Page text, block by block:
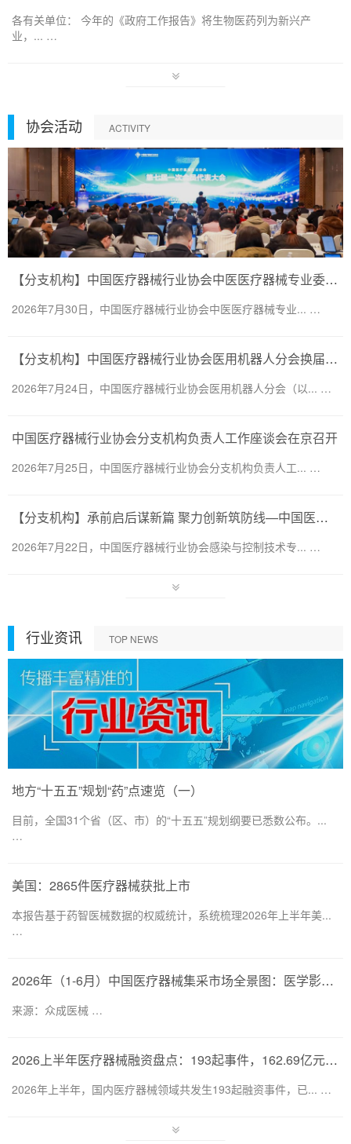
各有关单位： 今年的《政府工作报告》将生物医药列为新兴产
业，... …
协会活动 ACTIVITY
【分支机构】中国医疗器械行业协会中医医疗器械专业委员会换届会议暨第二届一次委员大会圆满召开
2026年7月30日，中国医疗器械行业协会中医医疗器械专业... …
【分支机构】中国医疗器械行业协会医用机器人分会换届会议暨医用机器人创新大会顺利召开
2026年7月24日，中国医疗器械行业协会医用机器人分会（以... …
中国医疗器械行业协会分支机构负责人工作座谈会在京召开
2026年7月25日，中国医疗器械行业协会分支机构负责人工... …
【分支机构】承前启后谋新篇 聚力创新筑防线—中国医疗器械行业协会感染与控制技术专业委员会换届会暨第六届第一次会员代表大会圆满召开
2026年7月22日，中国医疗器械行业协会感染与控制技术专... …
行业资讯 TOP NEWS
地方“十五五”规划“药”点速览（一）
目前，全国31个省（区、市）的“十五五”规划纲要已悉数公布。...
…
美国：2865件医疗器械获批上市
本报告基于药智医械数据的权威统计，系统梳理2026年上半年美...
…
2026年（1-6月）中国医疗器械集采市场全景图：医学影像仍为集采主要目标，部分产品线增速显著
来源：众成医械 …
2026上半年医疗器械融资盘点：193起事件，162.69亿元流向何处？
2026年上半年，国内医疗器械领域共发生193起融资事件，已... …